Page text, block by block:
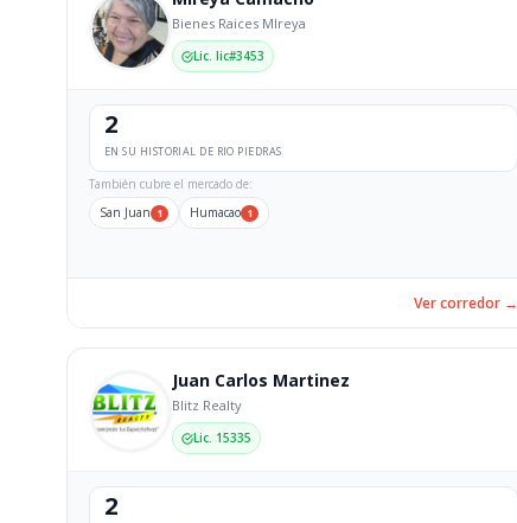
Bienes Raices MIreya
Lic. lic#3453
2
EN SU HISTORIAL DE RIO PIEDRAS
También cubre el mercado de:
San Juan 1 Humacao 1
Ver corredor →
Juan Carlos Martinez
Blitz Realty
Lic. 15335
2